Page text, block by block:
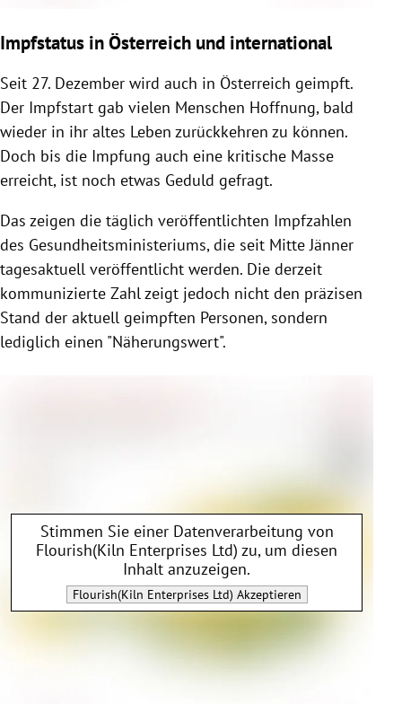
Impfstatus in Österreich und international
Seit 27. Dezember wird auch in Österreich geimpft.
Der Impfstart gab vielen Menschen Hoffnung, bald
wieder in ihr altes Leben zurückkehren zu können.
Doch bis die Impfung auch eine kritische Masse
erreicht, ist noch etwas Geduld gefragt.
Das zeigen die täglich veröffentlichten Impfzahlen
des Gesundheitsministeriums, die seit Mitte Jänner
tagesaktuell veröffentlicht werden. Die derzeit
kommunizierte Zahl zeigt jedoch nicht den präzisen
Stand der aktuell geimpften Personen, sondern
lediglich einen "Näherungswert".
Stimmen Sie einer Datenverarbeitung von
Flourish(Kiln Enterprises Ltd) zu, um diesen
Inhalt anzuzeigen.
Flourish(Kiln Enterprises Ltd) Akzeptieren